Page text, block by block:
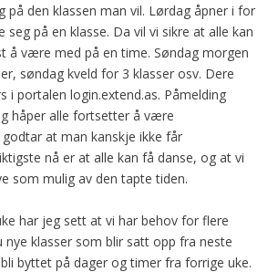
på den klassen man vil. Lørdag åpner i for
seg på en klasse. Da vil vi sikre at alle kan
å være med på en time. Søndag morgen
søndag kveld for 3 klasser osv. Dere
i portalen login.extend.as. Påmelding
håper alle fortsetter å være
at man kanskje ikke får
nå er at alle kan få danse, og at vi
som mulig av den tapte tiden.
har jeg sett at vi har behov for flere
nye klasser som blir satt opp fra neste
byttet på dager og timer fra forrige uke.